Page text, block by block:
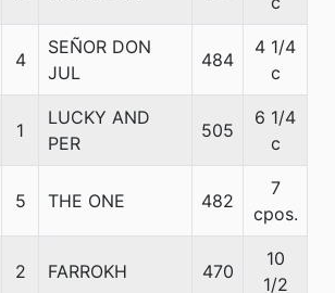
4
SEÑOR DON
JUL
484
4 1/4
c
1
LUCKY AND
PER
505
6 1/4
c
5 THE ONE 482
7
cpos.
2 FARROKH 470
10
1/2